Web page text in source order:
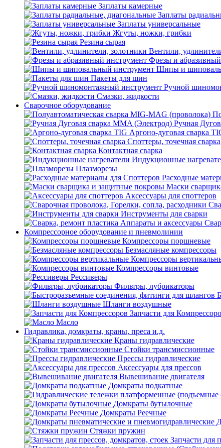
Заплаты камерные
Заплаты
Заплаты универсальные
Жгуты, ножки, грибки
Резина сырая
Вентили,
Фрезы и
Шипы и
Пакеты для шин
Ручной
Смазки, жидкости
Сварочное оборудование
Ручная
Аргоно-дуговая сварка
Споттеры, точечная сварка
Контактная сварка
Индукционные
Плазморезы
Расходные
Маски
Аксессуары для споттеров
Инструменты для сварки
Компрессорное оборудование и пневмолинии
Компрессоры поршневые
Безмасляные компрессоры
Компрессоры
Компрессоры винтовые
Рессиверы
Фильтры, лубрикаторы
Шланги воздушные
Запчасти для
Масло
Гидравлика, домкраты, краны, преса и.д.
Краны гидравлические
Стойки трансмиссионные
Прессы гидравлические
Аксессуары для прессов
Вывешивание двигателя
Домкраты подкатные
Домкраты бутылочные
Домкраты Реечные
Стяжки пружин
Запчасти для